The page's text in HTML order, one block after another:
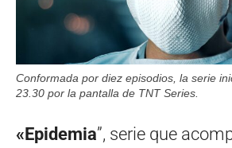
Conformada por diez episodios, la serie
23.30 por la pantalla de TNT Series.
«Epidemia”, serie que